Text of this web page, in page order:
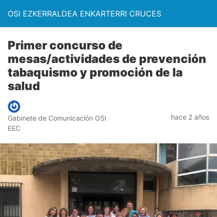
OSI EZKERRALDEA ENKARTERRI CRUCES
Primer concurso de
mesas/actividades de prevención
tabaquismo y promoción de la
salud
Gabinete de Comunicación OSI
EEC
hace 2 años